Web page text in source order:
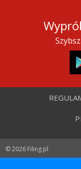
PRZEWIŃ W